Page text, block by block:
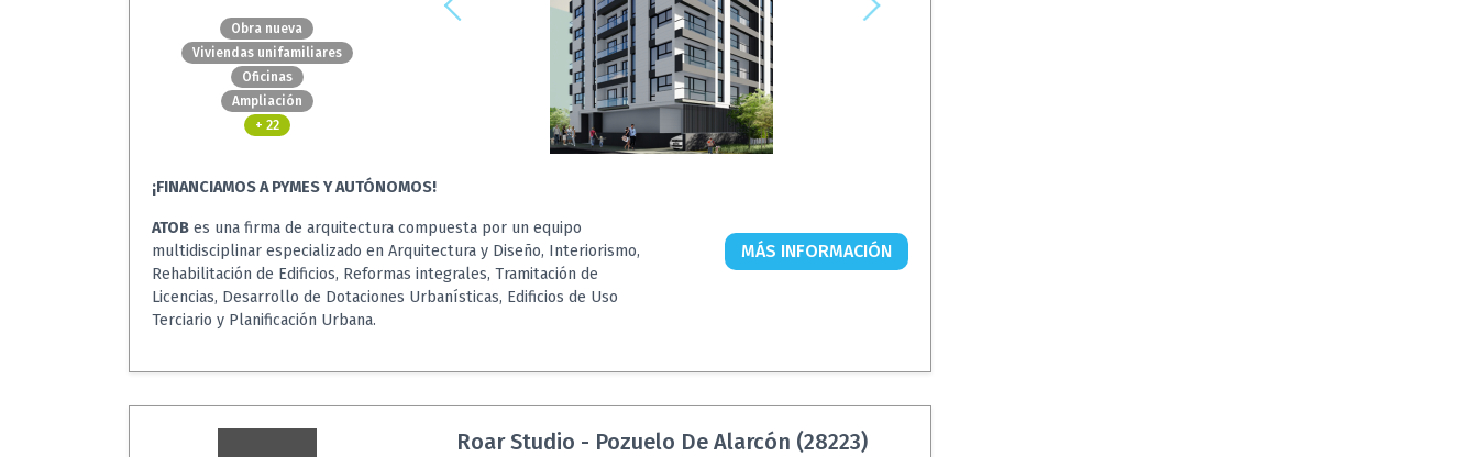
Obra nueva
Viviendas unifamiliares
Oficinas
Ampliación
+ 22
¡FINANCIAMOS A PYMES Y AUTÓNOMOS!
ATOB es una firma de arquitectura compuesta por un equipo
multidisciplinar especializado en Arquitectura y Diseño, Interiorismo,
Rehabilitación de Edificios, Reformas integrales, Tramitación de
Licencias, Desarrollo de Dotaciones Urbanísticas, Edificios de Uso
Terciario y Planificación Urbana.
MÁS INFORMACIÓN
Roar Studio - Pozuelo De Alarcón (28223)